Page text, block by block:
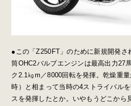
●この「Z250FT」のために新規開発さ
筒OHC2バルブエンジンは最高出力27
ク2.1㎏m／8000回転を発揮。乾燥重
時）と相まって当時の4ストライバル
スを発揮したとか。いやもうどこから